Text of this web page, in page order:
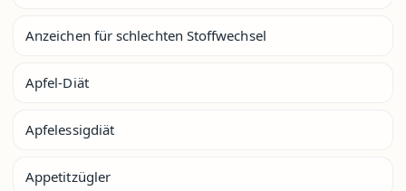
Anzeichen für schlechten Stoffwechsel
Apfel-Diät
Apfelessigdiät
Appetitzügler